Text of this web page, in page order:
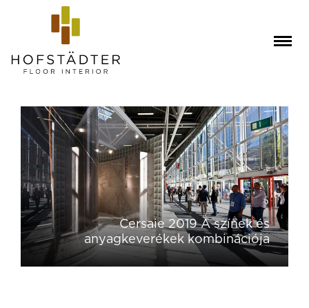
Cersaie 2019 A színek és
anyagkeverékek kombinációja